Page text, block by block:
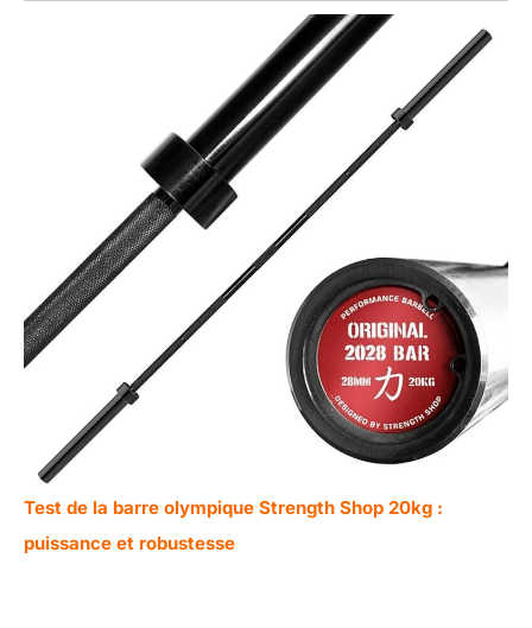
Test de la barre olympique Strength Shop 20kg :
puissance et robustesse